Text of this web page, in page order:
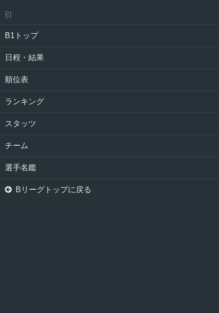
B1
B1トップ
日程・結果
順位表
ランキング
スタッツ
チーム
選手名鑑
 Bリーグトップに戻る